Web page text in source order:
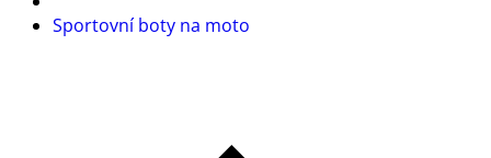
Sportovní boty na moto